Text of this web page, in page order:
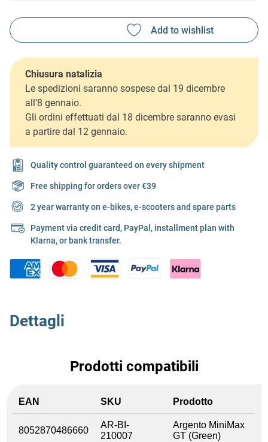
Chiusura natalizia
Le spedizioni saranno sospese dal 19 dicembre
all’8 gennaio.
Gli ordini effettuati dal 18 dicembre saranno evasi
a partire dal 12 gennaio.
Quality control guaranteed on every shipment
Free shipping for orders over €39
2 year warranty on e-bikes, e-scooters and spare parts
Payment via credit card, PayPal, installment plan with
Klarna, or bank transfer.
Dettagli
Prodotti compatibili
EAN SKU Prodotto
8052870486660
AR-BI-
210007
Argento MiniMax
GT (Green)